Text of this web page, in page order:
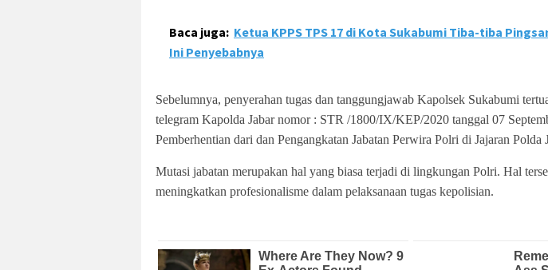
Baca juga: Ketua KPPS TPS 17 di Kota Sukabumi Tiba-tiba
Ini Penyebabnya
Sebelumnya, penyerahan tugas dan tanggungjawab Kapolsek Sukabumi
telegram Kapolda Jabar nomor : STR /1800/IX/KEP/2020 tanggal 07
Pemberhentian dari dan Pengangkatan Jabatan Perwira Polri di Jajaran Polda
Mutasi jabatan merupakan hal yang biasa terjadi di lingkungan Polri. Hal
meningkatkan profesionalisme dalam pelaksanaan tugas kepolisian.